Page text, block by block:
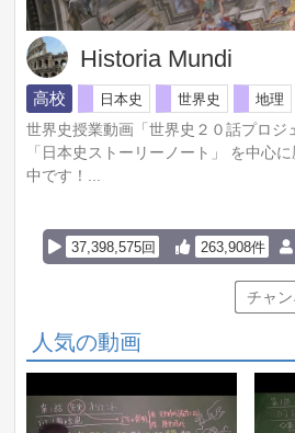
Historia Mundi
高校 日本史 世界史
地理
世界史授業動画「世界史２０話プロジ
「日本史ストーリーノート」 を中心
中です！...
37,398,575回 263,908件
人気の動画